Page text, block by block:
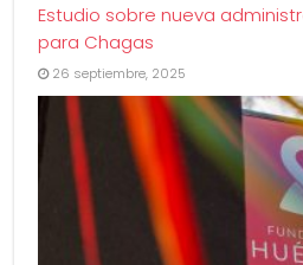
Estudio sobre nueva
para Chagas
26 septiembre, 2025